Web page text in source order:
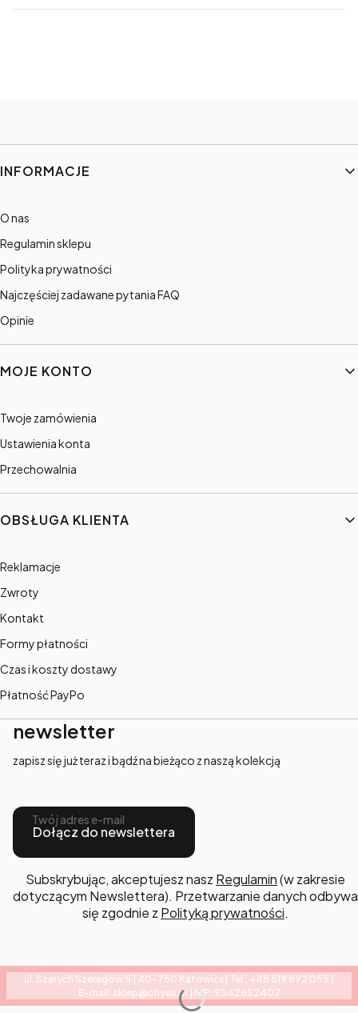
Linki w stopce
INFORMACJE
O nas
Regulamin sklepu
Polityka prywatności
Najczęściej zadawane pytania FAQ
Opinie
MOJE KONTO
Twoje zamówienia
Ustawienia konta
Przechowalnia
OBSŁUGA KLIENTA
Reklamacje
Zwroty
Kontakt
Formy płatności
Czas i koszty dostawy
Płatność PayPo
newsletter
zapisz się już teraz i bądź na bieżąco z naszą kolekcją
Twój adres e-mail
Dołącz do newslettera
Subskrybując, akceptujesz nasz Regulamin(w zakresie
dotyczącym Newslettera). Przetwarzanie danych odbywa
się zgodnie z Polityką prywatności.
ul. Szarych Szeregów 5 | 40-750 Katowice| Tel.: +48 519 892 055 |
E-mail: sklep@ohyes.pl | NIP: 9542652407